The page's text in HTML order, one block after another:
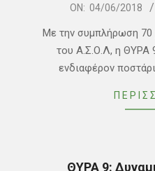
ON: 04/06/2018
Με την συμπλήρωση 70
του Α.Σ.Ο.Λ, η ΘΥΡΑ
ενδιαφέρον
ΘΥΡΑ 9: